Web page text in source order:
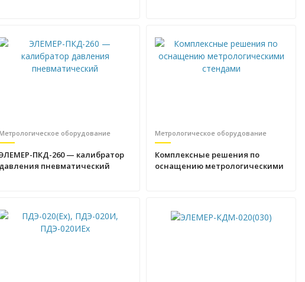
оборудование
ПКД-260 — калибратор
давления пневматический
Метрологическое оборудование
Комплексные решения по
оснащению метрологическими